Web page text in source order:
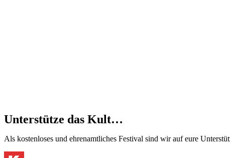
Unterstütze das Kult…
Als kostenloses und ehrenamtliches Festival sind wir auf eure